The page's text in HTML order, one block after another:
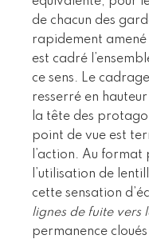
de chacun des
rapidement
est cadré
ce sens. Le
resserré en
la tête des
point de vue est
l’action. Au
l’utilisation de
cette sensation
lignes de fuite vers
permanence